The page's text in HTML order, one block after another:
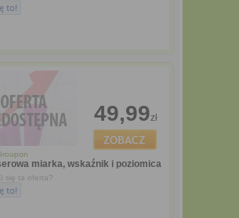
miarka, wskaźnik i poziomica
się ta oferta?
49,99zł